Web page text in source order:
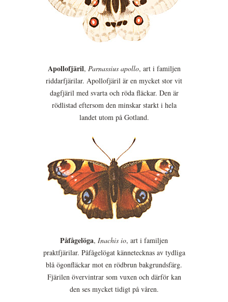
Apollofjäril, Parnassius apollo, art i familjen
riddarfjärilar. Apollofjäril är en mycket stor vit
dagfjäril med svarta och röda fläckar. Den är
rödlistad eftersom den minskar starkt i hela
landet utom på Gotland.
Påfågelöga, Inachis io, art i familjen
praktfjärilar. Påfågelögat kännetecknas av tydliga
blå ögonfläckar mot en rödbrun bakgrundsfärg.
Fjärilen övervintrar som vuxen och därför kan
den ses mycket tidigt på våren.